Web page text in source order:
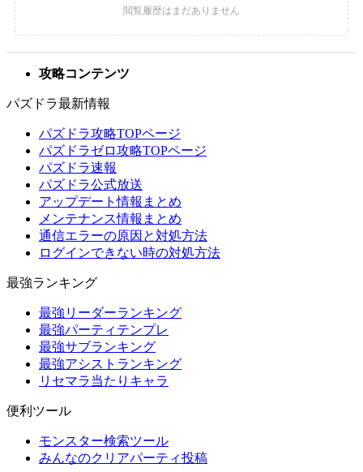
攻略コンテンツ
パズドラ最新情報
パズドラ攻略TOPページ
パズドラゼロ攻略TOPページ
パズドラ速報
パズドラ公式放送
アップデート情報まとめ
メンテナンス情報まとめ
通信エラーの原因と対処方法
ログインできない時の対処方法
最強ランキング
最強リーダーランキング
最強パーティテンプレ
最強サブランキング
最強アシストランキング
リセマラ当たりキャラ
便利ツール
モンスター検索ツール
みんなのクリアパーティ投稿